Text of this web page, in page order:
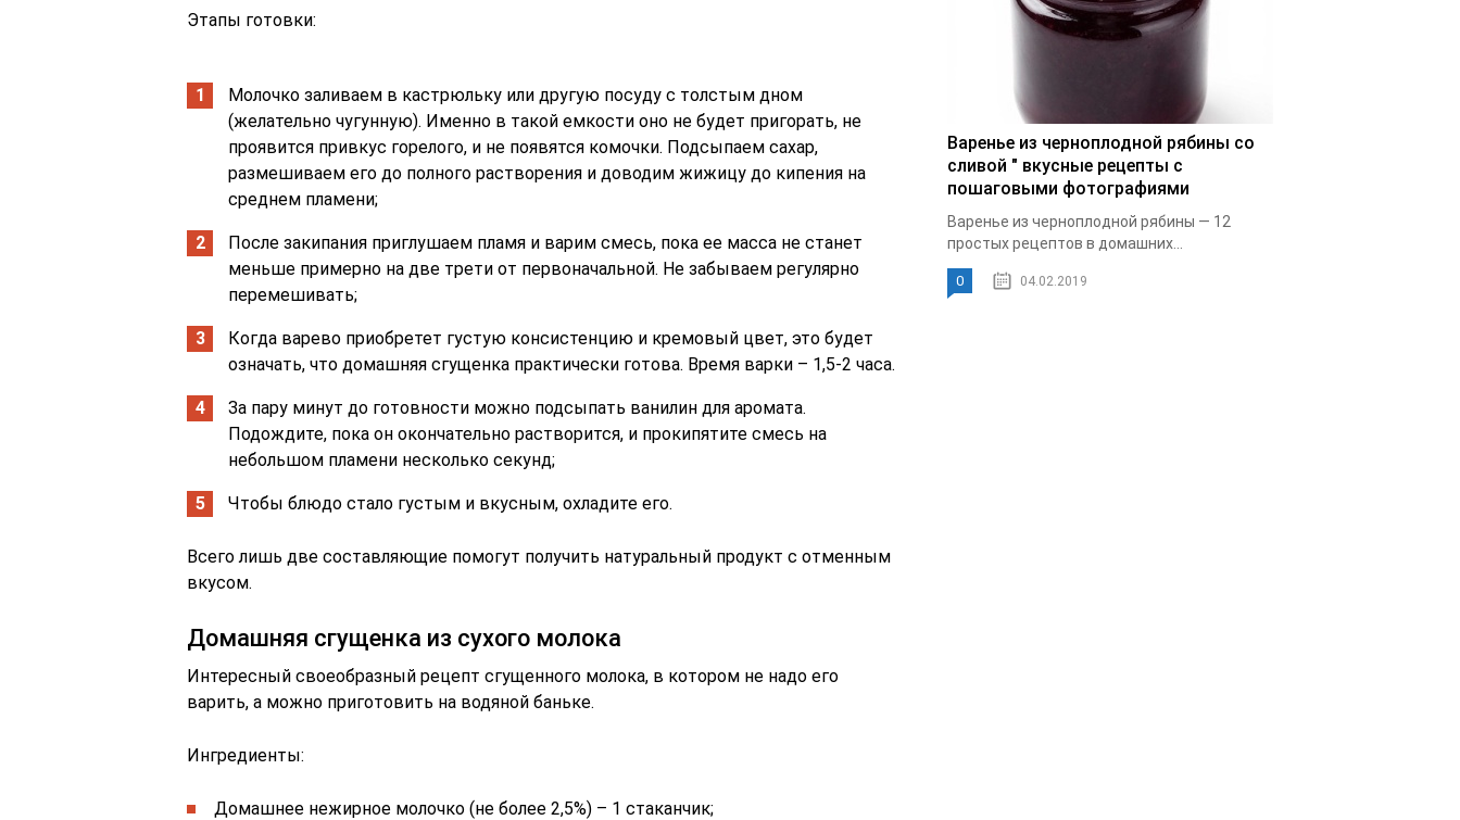
Этапы готовки:
Молочко заливаем в кастрюльку или другую посуду с толстым дном
(желательно чугунную). Именно в такой емкости оно не будет пригорать, не
проявится привкус горелого, и не появятся комочки. Подсыпаем сахар,
размешиваем его до полного растворения и доводим жижицу до кипения на
среднем пламени;
После закипания приглушаем пламя и варим смесь, пока ее масса не станет
меньше примерно на две трети от первоначальной. Не забываем регулярно
перемешивать;
Когда варево приобретет густую консистенцию и кремовый цвет, это будет
означать, что домашняя сгущенка практически готова. Время варки – 1,5-2 часа.
За пару минут до готовности можно подсыпать ванилин для аромата.
Подождите, пока он окончательно растворится, и прокипятите смесь на
небольшом пламени несколько секунд;
Чтобы блюдо стало густым и вкусным, охладите его.
Всего лишь две составляющие помогут получить натуральный продукт с отменным
вкусом.
Домашняя сгущенка из сухого молока
Интересный своеобразный рецепт сгущенного молока, в котором не надо его
варить, а можно приготовить на водяной баньке.
Ингредиенты:
Домашнее нежирное молочко (не более 2,5%) – 1 стаканчик;
Варенье из черноплодной рябины со
сливой " вкусные рецепты с
пошаговыми фотографиями
Варенье из черноплодной рябины — 12
простых рецептов в домашних...
0 04.02.2019